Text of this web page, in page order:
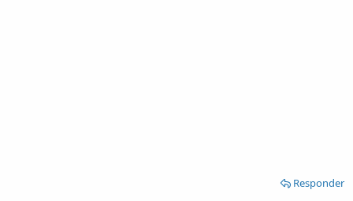
Responder